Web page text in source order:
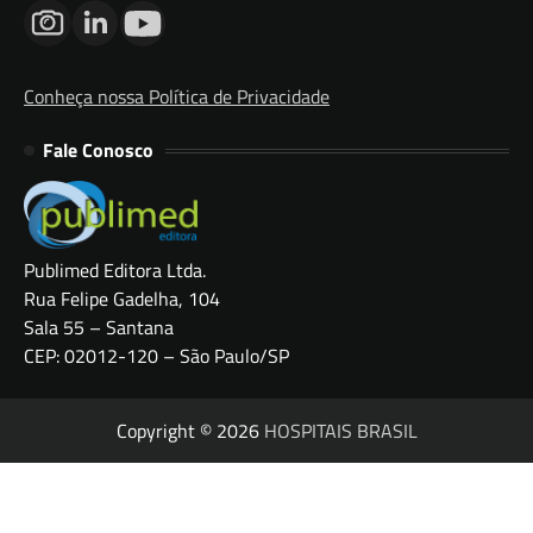
Conheça nossa Política de Privacidade
Fale Conosco
Publimed Editora Ltda.
Rua Felipe Gadelha, 104
Sala 55 – Santana
CEP: 02012-120 – São Paulo/SP
Copyright © 2026 HOSPITAIS BRASIL